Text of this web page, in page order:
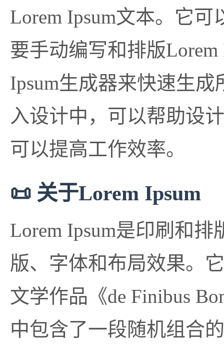
Lorem Ipsum文本。它
要手动编写和排版
Ipsum生成器来快速生
入设计中，可以帮助设
可以提高工作效率。
📜 关于Lorem Ipsum
Lorem Ipsum是印刷和
版、字体和布局效果。
文学作品《de Finibus
中包含了一段随机组合